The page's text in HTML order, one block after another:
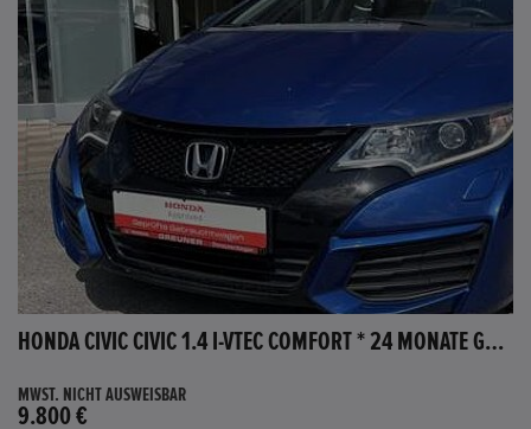
HONDA CIVIC CIVIC 1.4 I-VTEC COMFORT * 24 MONATE GARANTIE *
MWST. NICHT AUSWEISBAR
9.800 €